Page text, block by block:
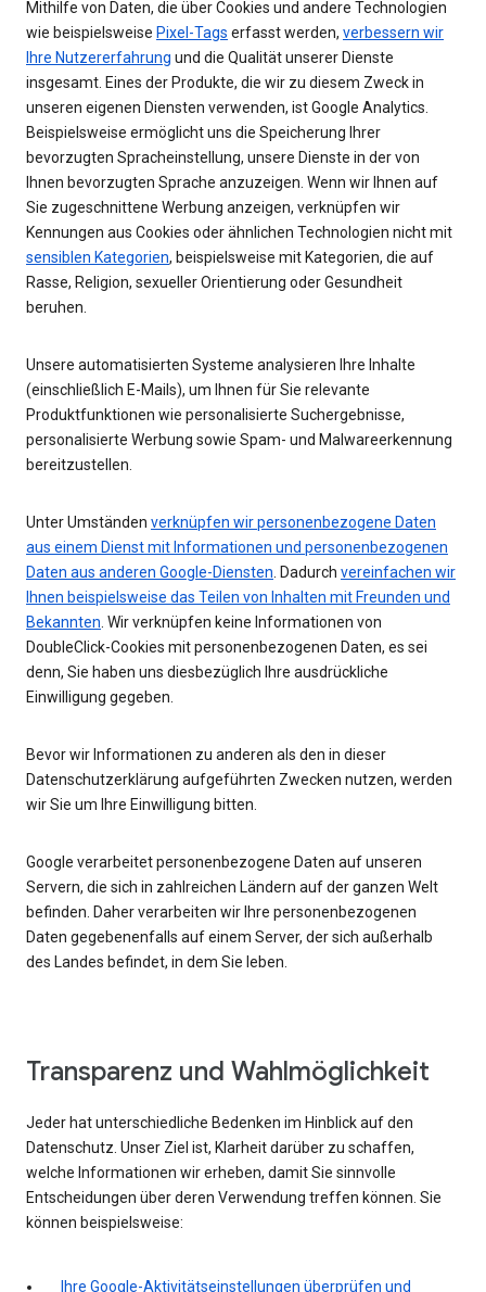
Mithilfe von Daten, die über Cookies und andere Technologien
wie beispielsweise Pixel-Tags erfasst werden, verbessern wir
Ihre Nutzererfahrung und die Qualität unserer Dienste
insgesamt. Eines der Produkte, die wir zu diesem Zweck in
unseren eigenen Diensten verwenden, ist Google Analytics.
Beispielsweise ermöglicht uns die Speicherung Ihrer
bevorzugten Spracheinstellung, unsere Dienste in der von
Ihnen bevorzugten Sprache anzuzeigen. Wenn wir Ihnen auf
Sie zugeschnittene Werbung anzeigen, verknüpfen wir
Kennungen aus Cookies oder ähnlichen Technologien nicht mit
sensiblen Kategorien, beispielsweise mit Kategorien, die auf
Rasse, Religion, sexueller Orientierung oder Gesundheit
beruhen.
Unsere automatisierten Systeme analysieren Ihre Inhalte
(einschließlich E-Mails), um Ihnen für Sie relevante
Produktfunktionen wie personalisierte Suchergebnisse,
personalisierte Werbung sowie Spam- und Malwareerkennung
bereitzustellen.
Unter Umständen verknüpfen wir personenbezogene Daten
aus einem Dienst mit Informationen und personenbezogenen
Daten aus anderen Google-Diensten. Dadurch vereinfachen wir
Ihnen beispielsweise das Teilen von Inhalten mit Freunden und
Bekannten. Wir verknüpfen keine Informationen von
DoubleClick-Cookies mit personenbezogenen Daten, es sei
denn, Sie haben uns diesbezüglich Ihre ausdrückliche
Einwilligung gegeben.
Bevor wir Informationen zu anderen als den in dieser
Datenschutzerklärung aufgeführten Zwecken nutzen, werden
wir Sie um Ihre Einwilligung bitten.
Google verarbeitet personenbezogene Daten auf unseren
Servern, die sich in zahlreichen Ländern auf der ganzen Welt
befinden. Daher verarbeiten wir Ihre personenbezogenen
Daten gegebenenfalls auf einem Server, der sich außerhalb
des Landes befindet, in dem Sie leben.
Transparenz und Wahlmöglichkeit
Jeder hat unterschiedliche Bedenken im Hinblick auf den
Datenschutz. Unser Ziel ist, Klarheit darüber zu schaffen,
welche Informationen wir erheben, damit Sie sinnvolle
Entscheidungen über deren Verwendung treffen können. Sie
können beispielsweise:
Ihre Google-Aktivitätseinstellungen überprüfen und